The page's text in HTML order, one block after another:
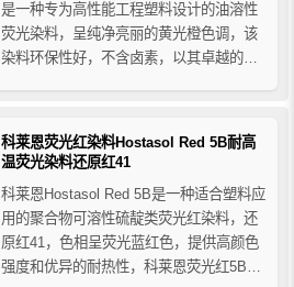
是一种专为高性能工程塑料设计的油溶性
荧光染料，呈纯净亮丽的黄光橙色调，该
染料环保性好，不含卤素，以其卓越的耐
应用。
科莱恩荧光红染料Hostasol Red 5B耐高
温荧光染料还原红41
科莱恩Hostasol Red 5B是一种适合塑料应
用的聚合物可溶性硫靛类荧光红染料，还
原红41，色相呈荧光蓝红色，提供高颜色
强度和优异的耐热性，科莱恩荧光红5B主